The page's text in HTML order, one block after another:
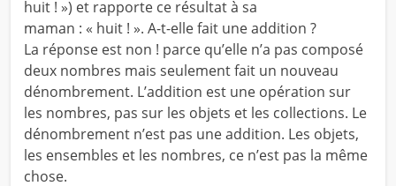
huit ! ») et rapporte ce résultat à sa
maman : « huit ! ». A-t-elle fait une addition ?
La réponse est non ! parce qu’elle n’a pas composé
deux nombres mais seulement fait un nouveau
dénombrement. L’addition est une opération sur
les nombres, pas sur les objets et les collections. Le
dénombrement n’est pas une addition. Les objets,
les ensembles et les nombres, ce n’est pas la même
chose.